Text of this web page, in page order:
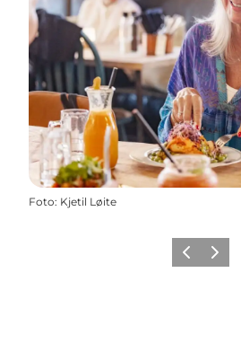
Foto: Kjetil Løite
ForrigeNæste